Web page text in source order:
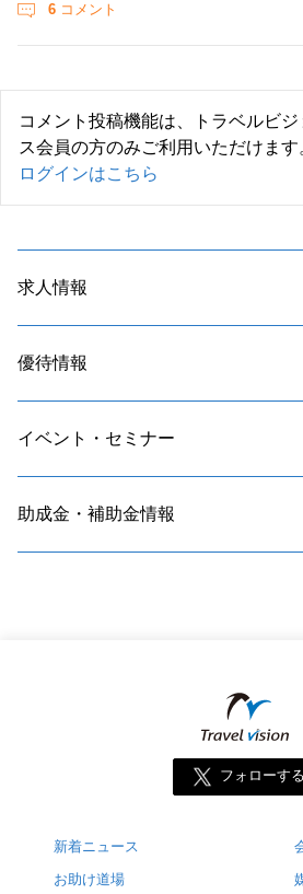
6 コメント
コメント投稿機能は、トラベルビ
ス会員の方のみご利用いただけます
ログインはこちら
求人情報
優待情報
イベント・セミナー
助成金・補助金情報
フォローする
新着ニュース
お助け道場